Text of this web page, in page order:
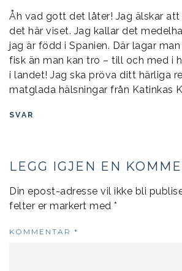
Åh vad gott det låter! Jag älskar att
det här viset. Jag kallar det
jag är född i Spanien. Där lagar
fisk än man kan tro – till och med i
i landet! Jag ska pröva ditt härliga
matglada hälsningar från Katinkas
SVAR
LEGG IGJEN EN
Din epost-adresse vil ikke bli
felter er markert med *
KOMMENTAR *